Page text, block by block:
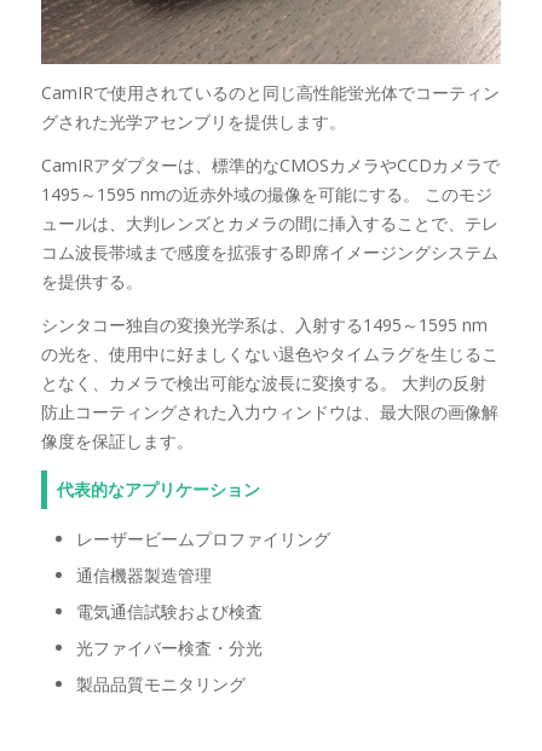
CamIRで使用されているのと同じ高性能蛍光体でコーティン
グされた光学アセンブリを提供します。
CamIRアダプターは、標準的なCMOSカメラやCCDカメラで
1495～1595 nmの近赤外域の撮像を可能にする。 このモジ
ュールは、大判レンズとカメラの間に挿入することで、テレ
コム波長帯域まで感度を拡張する即席イメージングシステム
を提供する。
シンタコー独自の変換光学系は、入射する1495～1595 nm
の光を、使用中に好ましくない退色やタイムラグを生じるこ
となく、カメラで検出可能な波長に変換する。 大判の反射
防止コーティングされた入力ウィンドウは、最大限の画像解
像度を保証します。
代表的なアプリケーション
レーザービームプロファイリング
通信機器製造管理
電気通信試験および検査
光ファイバー検査・分光
製品品質モニタリング